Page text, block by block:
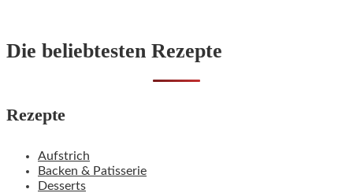
Die beliebtesten Rezepte
Rezepte
Aufstrich
Backen & Patisserie
Desserts